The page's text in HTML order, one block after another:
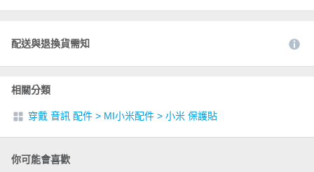
配送與退換貨需知
相關分類
穿戴 音訊 配件 > MI小米配件 > 小米 保護貼
你可能會喜歡